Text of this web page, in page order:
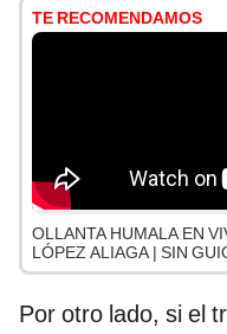
TE RECOMENDAMOS
OLLANTA HUMALA EN
LÓPEZ ALIAGA | SIN
Por otro lado, si el